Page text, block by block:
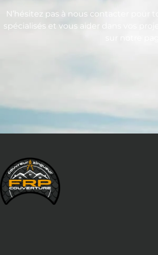
N’hésitez pas à nous contacter
spécialisés et vous aider dans vos
sur notre